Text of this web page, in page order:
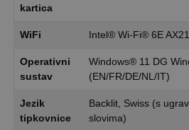
kartica
WiFi Intel® Wi-Fi® 6E
Operativni
sustav
Windows® 11 DG
(EN/FR/DE/NL/IT)
Jezik
tipkovnice
Backlit, Swiss (s
slovima)